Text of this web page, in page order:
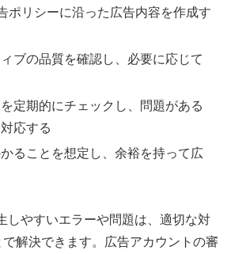
ポリシーに沿った広告内容を作成す
ブの品質を確認し、必要に応じて
定期的にチェックし、問題がある
応する
ることを想定し、余裕を持って広
しやすいエラーや問題は、適切な対
解決できます。広告アカウントの審